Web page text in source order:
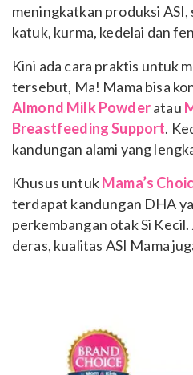
meningkatkan produksi
katuk, kurma, kedelai dan
Kini ada cara praktis untuk
tersebut, Ma! Mama bisa
Almond Milk Powderatau
Breastfeeding Support.
kandungan alami yang
Khusus untukMama’s
terdapat kandungan DHA
perkembangan otak Si Kecil.
deras, kualitas ASI Mama